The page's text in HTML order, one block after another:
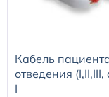
Кабель
отведения
I